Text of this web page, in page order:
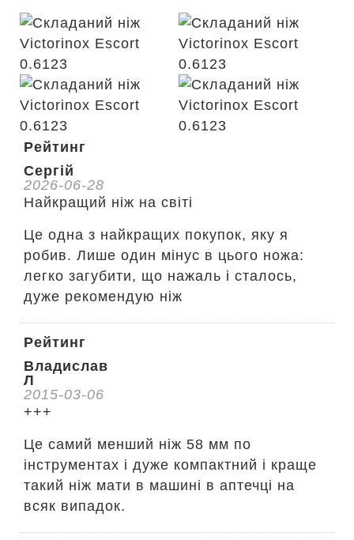
Рейтинг
Сергій
2026-06-28
Найкращий ніж на світі
Це одна з найкращих покупок, яку я
робив. Лише один мінус в цього ножа:
легко загубити, що нажаль і сталось,
дуже рекомендую ніж
Рейтинг
Владислав
Л
2015-03-06
+++
Це самий менший ніж 58 мм по
інструментах і дуже компактний і краще
такий ніж мати в машині в аптечці на
всяк випадок.